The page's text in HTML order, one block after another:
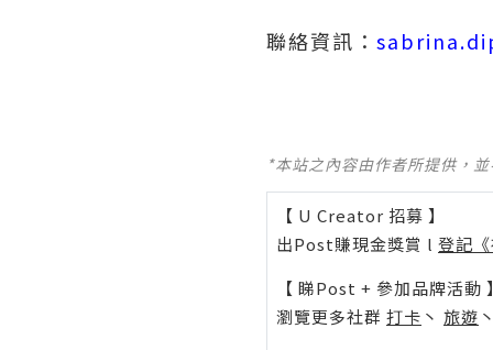
聯絡資訊：
*本站之內容由作者所提供，
【 U Creator 招募 】
出Post賺現金獎賞 l 登記
【 睇Post + 參加品牌活動
瀏覽更多社群 打卡 丶 旅遊